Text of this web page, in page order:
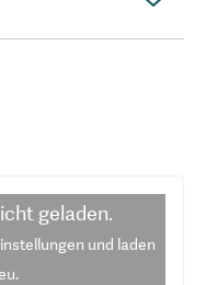
geladen.
und laden